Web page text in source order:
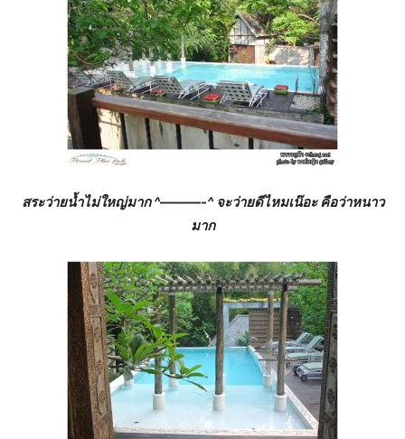
สระว่ายน้ำไม่ใหญ่มาก ^———-^ จะว่ายดีไหมเน๊อะ คือว่าหนาว
มาก